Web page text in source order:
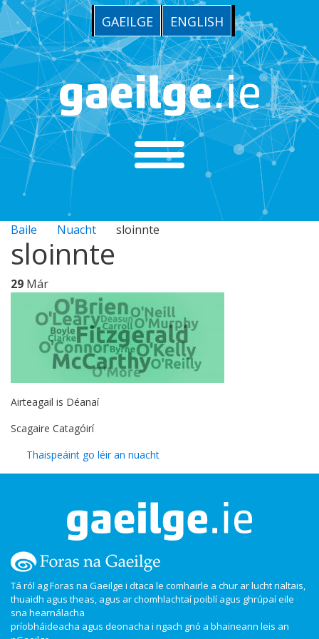
GAEILGE ENGLISH
Baile Nuacht sloinnte
sloinnte
29 Már
Airteagail is Déanaí
Scagaire Catagóirí
Thaispeáint go léir an nuacht
Tá ról ag Foras na Gaeilge i dtaca le comhairle a chur ar lucht rialtais,
thuaidh agus theas, agus ar chomhlachtaí poiblí agus ghrúpaí eile
sna hearnálacha
príobháideacha agus deonacha i ngach gnó a bhaineann leis an